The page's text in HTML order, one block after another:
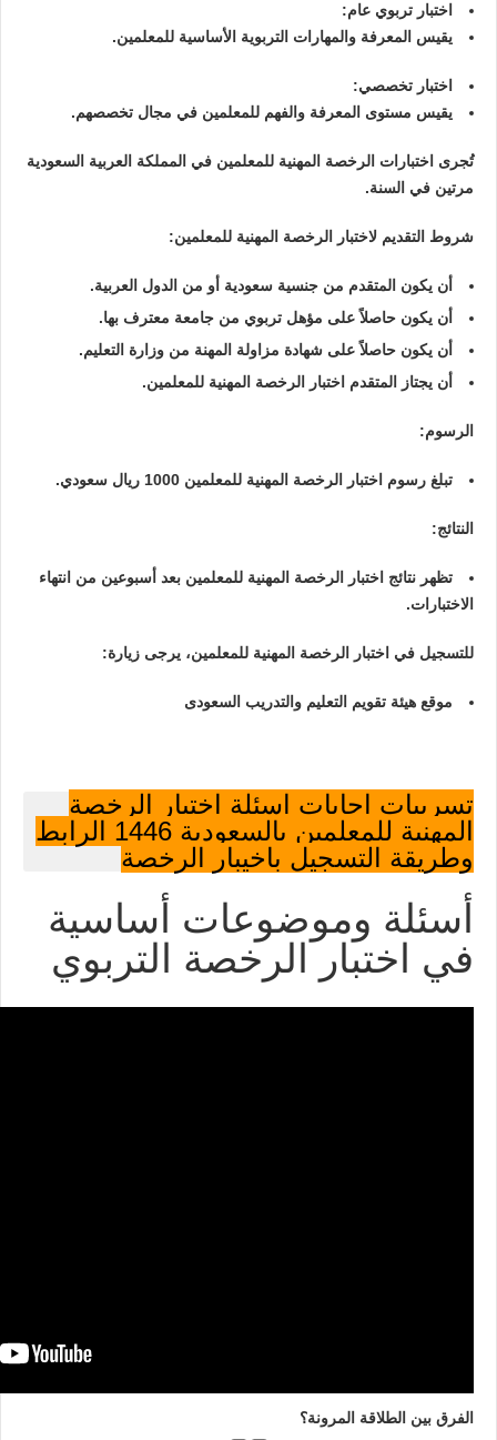
اختبار تربوي عام:
يقيس المعرفة والمهارات التربوية الأساسية للمعلمين.
اختبار تخصصي:
يقيس مستوى المعرفة والفهم للمعلمين في مجال تخصصهم.
تُجرى اختبارات الرخصة المهنية للمعلمين في المملكة العربية السعودية
مرتين في السنة.
شروط التقديم لاختبار الرخصة المهنية للمعلمين:
أن يكون المتقدم من جنسية سعودية أو من الدول العربية.
أن يكون حاصلاً على مؤهل تربوي من جامعة معترف بها.
أن يكون حاصلاً على شهادة مزاولة المهنة من وزارة التعليم.
أن يجتاز المتقدم اختبار الرخصة المهنية للمعلمين.
الرسوم:
تبلغ رسوم اختبار الرخصة المهنية للمعلمين 1000 ريال سعودي.
النتائج:
تظهر نتائج اختبار الرخصة المهنية للمعلمين بعد أسبوعين من انتهاء
الاختبارات.
للتسجيل في اختبار الرخصة المهنية للمعلمين، يرجى زيارة:
موقع هيئة تقويم التعليم والتدريب السعودى
تسريبات اجابات اسئلة اختبار الرخصة
المهنية للمعلمين بالسعودية 1446 الرابط
وطريقة التسجيل باخيبار الرخصة
أسئلة وموضوعات أساسية
في اختبار الرخصة التربوي
الفرق بين الطلاقة المرونة؟